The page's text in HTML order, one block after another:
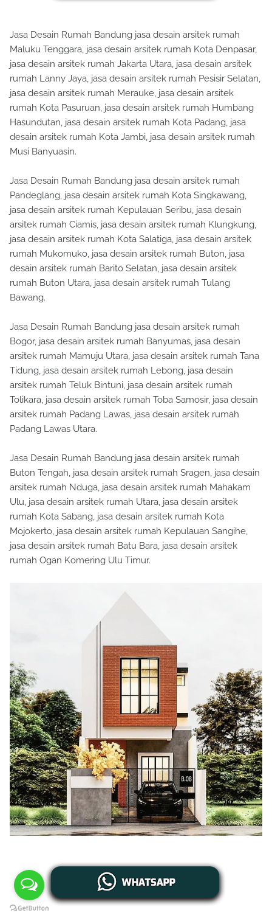
Jasa Desain Rumah Bandung jasa desain arsitek rumah
Maluku Tenggara, jasa desain arsitek rumah Kota Denpasar,
jasa desain arsitek rumah Jakarta Utara, jasa desain arsitek
rumah Lanny Jaya, jasa desain arsitek rumah Pesisir Selatan,
jasa desain arsitek rumah Merauke, jasa desain arsitek
rumah Kota Pasuruan, jasa desain arsitek rumah Humbang
Hasundutan, jasa desain arsitek rumah Kota Padang, jasa
desain arsitek rumah Kota Jambi, jasa desain arsitek rumah
Musi Banyuasin.
Jasa Desain Rumah Bandung jasa desain arsitek rumah
Pandeglang, jasa desain arsitek rumah Kota Singkawang,
jasa desain arsitek rumah Kepulauan Seribu, jasa desain
arsitek rumah Ciamis, jasa desain arsitek rumah Klungkung,
jasa desain arsitek rumah Kota Salatiga, jasa desain arsitek
rumah Mukomuko, jasa desain arsitek rumah Buton, jasa
desain arsitek rumah Barito Selatan, jasa desain arsitek
rumah Buton Utara, jasa desain arsitek rumah Tulang
Bawang.
Jasa Desain Rumah Bandung jasa desain arsitek rumah
Bogor, jasa desain arsitek rumah Banyumas, jasa desain
arsitek rumah Mamuju Utara, jasa desain arsitek rumah Tana
Tidung, jasa desain arsitek rumah Lebong, jasa desain
arsitek rumah Teluk Bintuni, jasa desain arsitek rumah
Tolikara, jasa desain arsitek rumah Toba Samosir, jasa desain
arsitek rumah Padang Lawas, jasa desain arsitek rumah
Padang Lawas Utara.
Jasa Desain Rumah Bandung jasa desain arsitek rumah
Buton Tengah, jasa desain arsitek rumah Sragen, jasa desain
arsitek rumah Nduga, jasa desain arsitek rumah Mahakam
Ulu, jasa desain arsitek rumah Utara, jasa desain arsitek
rumah Kota Sabang, jasa desain arsitek rumah Kota
Mojokerto, jasa desain arsitek rumah Kepulauan Sangihe,
jasa desain arsitek rumah Batu Bara, jasa desain arsitek
rumah Ogan Komering Ulu Timur.